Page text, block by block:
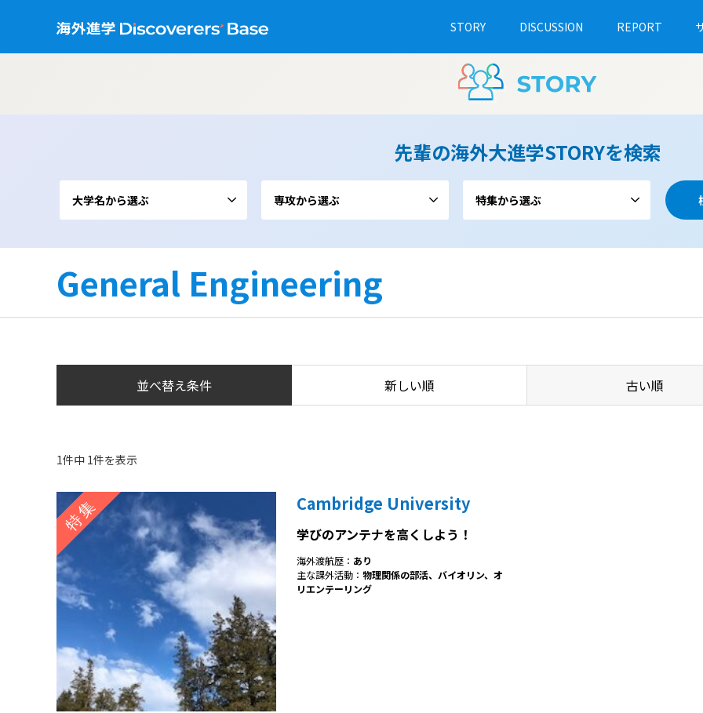
STORY DISCUSSION REPORT
先輩の海外大進学STORYを検索
大学名から選ぶ 専攻から選ぶ 特集から選ぶ
General Engineering
並べ替え条件 新しい順 古い順
1件中 1件を表示
Cambridge University
学びのアンテナを高くしよう！
海外渡航歴： あり
主な課外活動： 物理関係の部活、バイオリン、オ
リエンテーリング